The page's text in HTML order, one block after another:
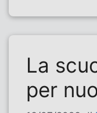
La
per